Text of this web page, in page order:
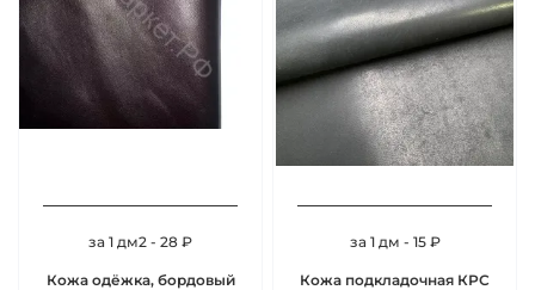
за 1 дм2 - 28 ₽
Кожа одёжка, бордовый
за 1 дм - 15 ₽
Кожа подкладочная КРС